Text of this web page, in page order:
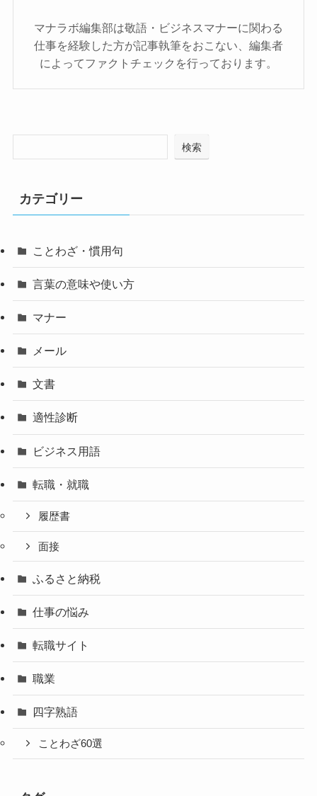
マナラボ編集部は敬語・ビジネスマナーに関わる
仕事を経験した方が記事執筆をおこない、編集者
によってファクトチェックを行っております。
検索
カテゴリー
ことわざ・慣用句
言葉の意味や使い方
マナー
メール
文書
適性診断
ビジネス用語
転職・就職
履歴書
面接
ふるさと納税
仕事の悩み
転職サイト
職業
四字熟語
ことわざ60選